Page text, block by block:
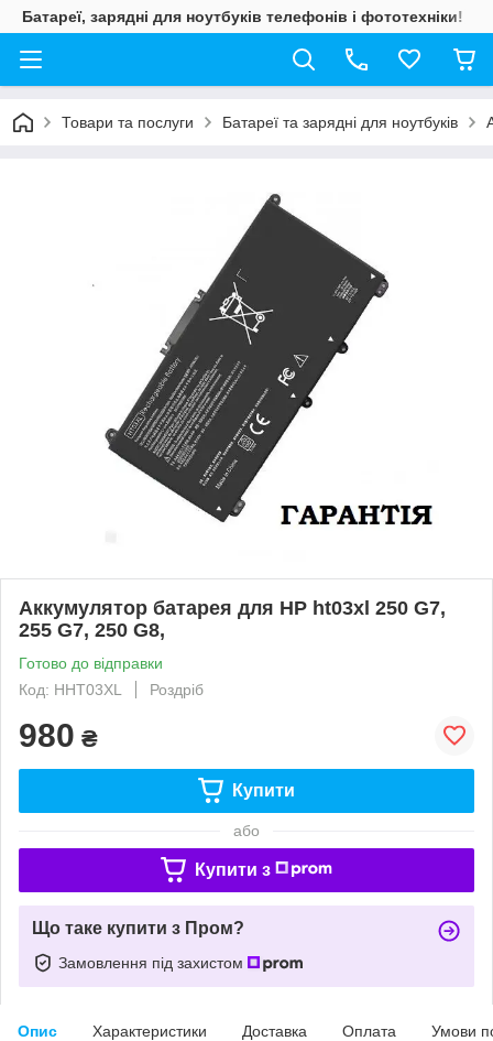
Батареї, зарядні для ноутбуків телефонів і фототехніки!
Товари та послуги Батареї та зарядні для ноутбуків
Аккумулятор батарея для HP ht03xl 250 G7,
255 G7, 250 G8,
Готово до відправки
Код: HHT03XL
Роздріб
980 ₴
Купити
або
Купити з
Що таке купити з Пром?
Замовлення під захистом
Опис Характеристики Доставка Оплата Умови